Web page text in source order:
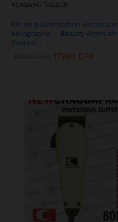
KENBANG TRÉSOR
Kit de pulvérisation vernis par
aérographe – Beauty Airbrush
System :
17280 CFA